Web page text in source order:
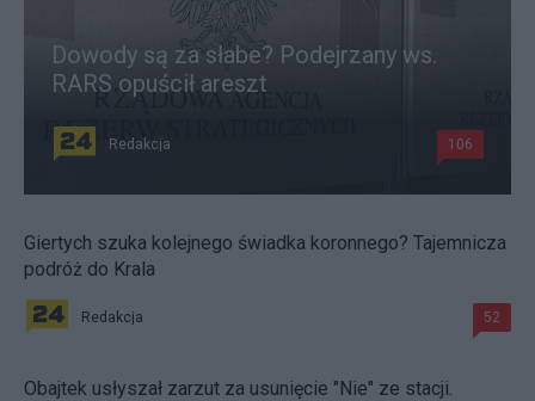
Dowody są za słabe? Podejrzany ws.
RARS opuścił areszt
Redakcja 106
Giertych szuka kolejnego świadka koronnego? Tajemnicza
podróż do Krala
Redakcja 52
Obajtek usłyszał zarzut za usunięcie "Nie" ze stacji.